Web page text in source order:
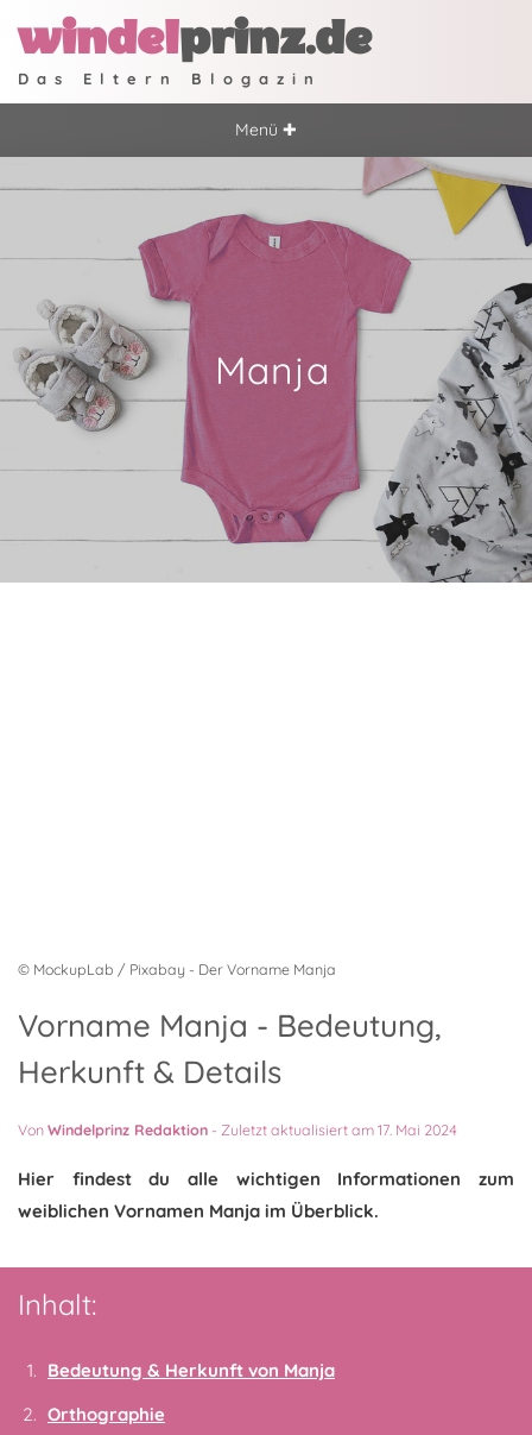
windelprinz.de
Das Eltern Blogazin
Menü ✚
Manja
© MockupLab / Pixabay - Der Vorname Manja
Vorname Manja - Bedeutung,
Herkunft & Details
VonWindelprinz Redaktion - Zuletzt aktualisiert am 17. Mai 2024
Hier findest du alle wichtigen Informationen zum
weiblichen Vornamen Manja im Überblick.
Inhalt:
Bedeutung & Herkunft von Manja
Orthographie